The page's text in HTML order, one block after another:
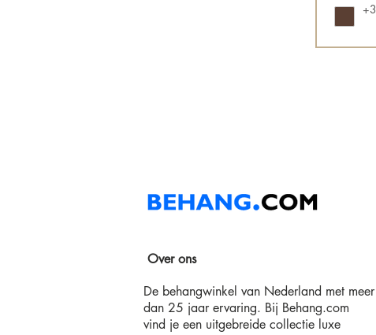
+3
Over ons
De behangwinkel van Nederland met meer
dan 25 jaar ervaring. Bij Behang.com
vind je een uitgebreide collectie luxe